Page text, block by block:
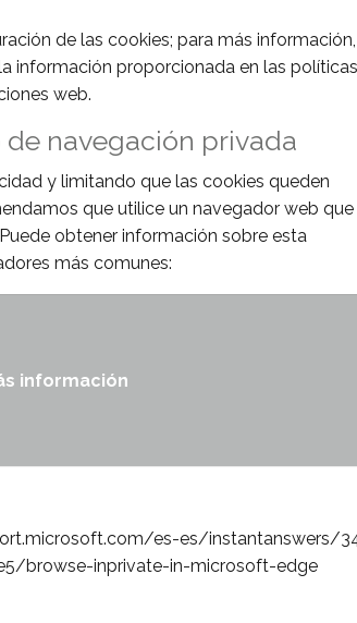
de las cookies; para más información,
información proporcionada en las políticas
web.
navegación privada
y limitando que las cookies queden
que utilice un navegador web que
obtener información sobre esta
más comunes:
información
es-es/instantanswers/
browse-inprivate-in-microsoft-edge